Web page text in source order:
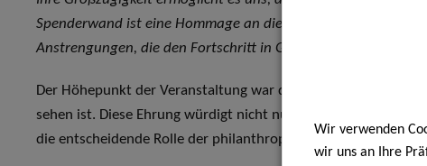
Spenderwand ist eine Hommage an diese lebenswichtige
Anstrengungen, die den Fortschritt in Gesundheit und
Der Höhepunkt der Veranstaltung war die Enthüllung der
sehen ist. Diese Ehrung würdigt nicht nur die Großzügigkeit
die entscheidende Rolle der philanthropischen Unterstützung
Wir verwenden
wir uns an Ihre